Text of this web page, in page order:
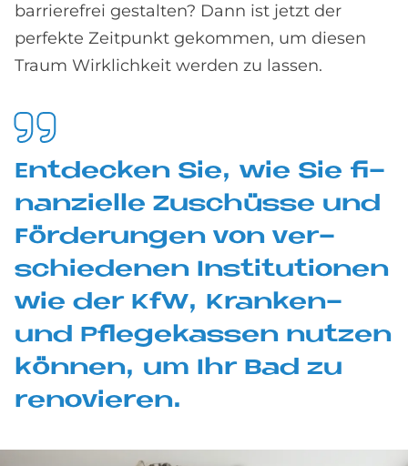
barrierefrei gestalten? Dann ist jetzt der
perfekte Zeitpunkt gekommen, um diesen
Traum Wirklichkeit werden zu lassen.
Ent­decken Sie, wie Sie fi­
nan­zi­el­le Zu­schüs­se und
För­de­run­gen von ver­
schie­de­nen In­sti­tu­tio­nen
wie der KfW, Kran­ken-
und Pfle­ge­kas­sen nut­zen
kön­nen, um Ihr Bad zu
re­no­vie­ren.